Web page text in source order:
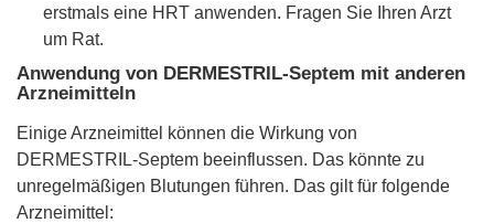
erstmals eine HRT anwenden. Fragen Sie Ihren Arzt
um Rat.
Anwendung von DERMESTRIL-Septem mit anderen
Arzneimitteln
Einige Arzneimittel können die Wirkung von
DERMESTRIL-Septem beeinflussen. Das könnte zu
unregelmäßigen Blutungen führen. Das gilt für folgende
Arzneimittel: